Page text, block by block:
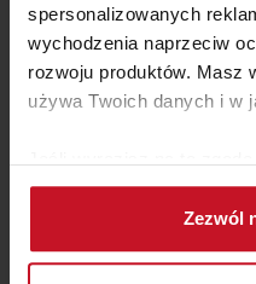
spersonalizowanych
wychodzenia naprzeciw
rozwoju produktów. Masz
używa Twoich danych i w
Gromadzić dane
geograficznej z
Identyfikować
Zezwól